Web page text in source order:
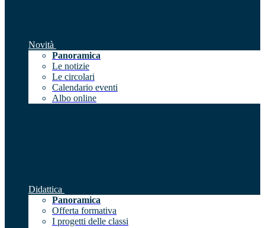
Novità
Panoramica
Le notizie
Le circolari
Calendario eventi
Albo online
Didattica
Panoramica
Offerta formativa
I progetti delle classi